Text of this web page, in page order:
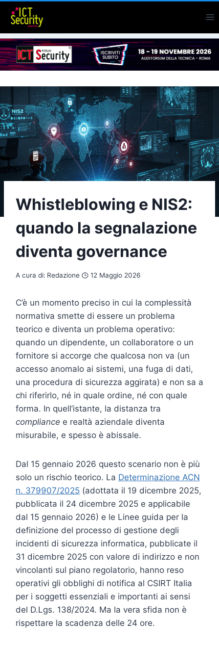
Salta
contenuto
Whistleblowing e NIS2:
quando la segnalazione
diventa governance
A cura di: Redazione 12 Maggio 2026
C’è un momento preciso in cui la complessità
normativa smette di essere un problema
teorico e diventa un problema operativo:
quando un dipendente, un collaboratore o un
fornitore si accorge che qualcosa non va (un
accesso anomalo ai sistemi, una fuga di dati,
una procedura di sicurezza aggirata) e non sa a
chi riferirlo, né in quale ordine, né con quale
forma. In quell’istante, la distanza tra
compliance e realtà aziendale diventa
misurabile, e spesso è abissale.
Dal 15 gennaio 2026 questo scenario non è più
solo un rischio teorico. La Determinazione ACN
n. 379907/2025 (adottata il 19 dicembre 2025,
pubblicata il 24 dicembre 2025 e applicabile
dal 15 gennaio 2026) e le Linee guida per la
definizione del processo di gestione degli
incidenti di sicurezza informatica, pubblicate il
31 dicembre 2025 con valore di indirizzo e non
vincolanti sul piano regolatorio, hanno reso
operativi gli obblighi di notifica al CSIRT Italia
per i soggetti essenziali e importanti ai sensi
del D.Lgs. 138/2024. Ma la vera sfida non è
rispettare la scadenza delle 24 ore.